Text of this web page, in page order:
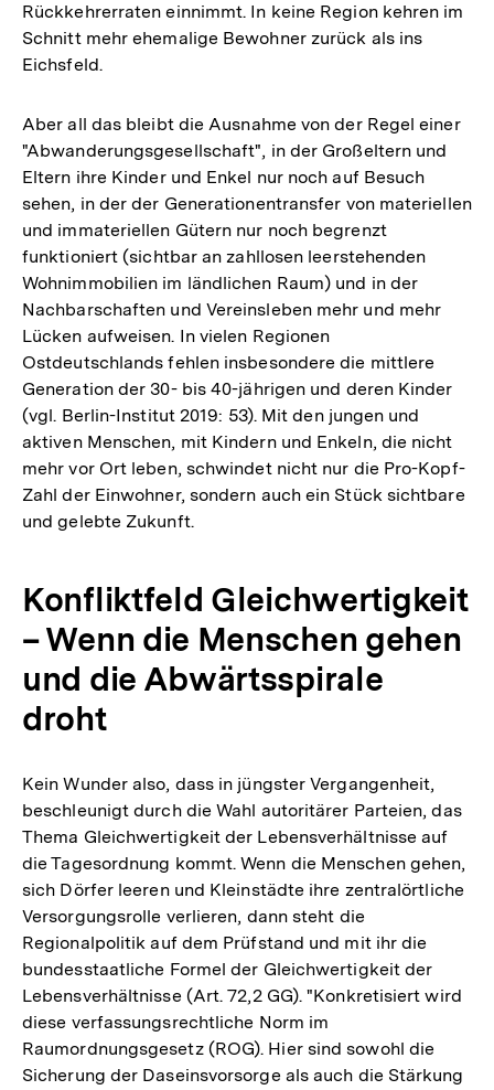
Rückkehrerraten einnimmt. In keine Region kehren im
Schnitt mehr ehemalige Bewohner zurück als ins
Eichsfeld.
Aber all das bleibt die Ausnahme von der Regel einer
"Abwanderungsgesellschaft", in der Großeltern und
Eltern ihre Kinder und Enkel nur noch auf Besuch
sehen, in der der Generationentransfer von materiellen
und immateriellen Gütern nur noch begrenzt
funktioniert (sichtbar an zahllosen leerstehenden
Wohnimmobilien im ländlichen Raum) und in der
Nachbarschaften und Vereinsleben mehr und mehr
Lücken aufweisen. In vielen Regionen
Ostdeutschlands fehlen insbesondere die mittlere
Generation der 30- bis 40-jährigen und deren Kinder
(vgl. Berlin-Institut 2019: 53). Mit den jungen und
aktiven Menschen, mit Kindern und Enkeln, die nicht
mehr vor Ort leben, schwindet nicht nur die Pro-Kopf-
Zahl der Einwohner, sondern auch ein Stück sichtbare
und gelebte Zukunft.
Konfliktfeld Gleichwertigkeit
– Wenn die Menschen gehen
und die Abwärtsspirale
droht
Kein Wunder also, dass in jüngster Vergangenheit,
beschleunigt durch die Wahl autoritärer Parteien, das
Thema Gleichwertigkeit der Lebensverhältnisse auf
die Tagesordnung kommt. Wenn die Menschen gehen,
sich Dörfer leeren und Kleinstädte ihre zentralörtliche
Versorgungsrolle verlieren, dann steht die
Regionalpolitik auf dem Prüfstand und mit ihr die
bundesstaatliche Formel der Gleichwertigkeit der
Lebensverhältnisse (Art. 72,2 GG). "Konkretisiert wird
diese verfassungsrechtliche Norm im
Raumordnungsgesetz (ROG). Hier sind sowohl die
Sicherung der Daseinsvorsorge als auch die Stärkung